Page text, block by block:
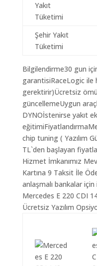
Yakıt
Tüketimi
Şehir Yakıt
Tüketimi
Bilgilendirme30 gun
garantisiRaceLogic ile
gerektirir)Ücretsiz
güncellemeUygun
DYNOİstenirse yakıt
chip tuning ( Yazılım
TL`den başlayan
Hizmet İmkanımız
Kartına 9 Taksit İle
anlaşmalı bankalar
Mercedes E 220 CDI
Ücretsiz Yazılım